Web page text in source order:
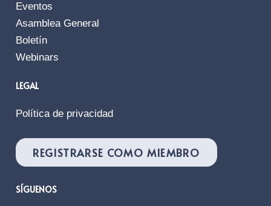
Eventos
Asamblea General
Boletín
Webinars
LEGAL
Política de privacidad
REGISTRARSE COMO MIEMBRO
SÍGUENOS